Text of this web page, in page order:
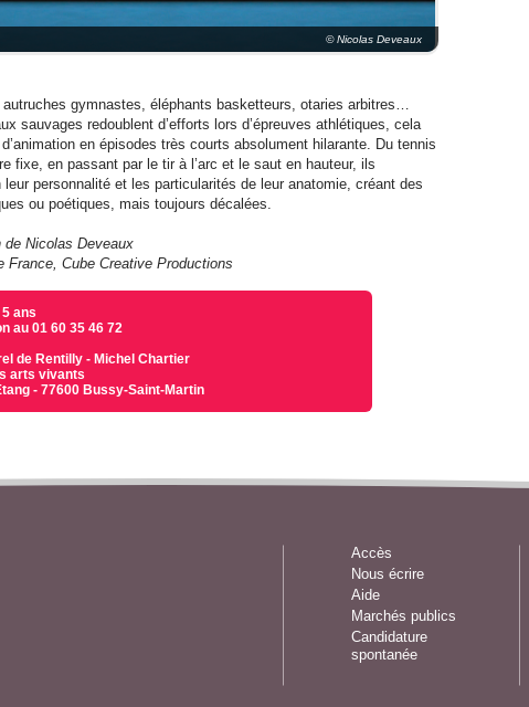
© Nicolas Deveaux
autruches gymnastes, éléphants basketteurs, otaries arbitres…
sauvages redoublent d’efforts lors d’épreuves athlétiques, cela
en épisodes très courts absolument hilarante. Du tennis
fixe, en passant par le tir à l’arc et le saut en hauteur, ils
leur personnalité et les particularités de leur anatomie, créant des
ou poétiques, mais toujours décalées.
de Nicolas Deveaux
France, Cube Creative Productions
ans
au 01 60 35 46 72
de Rentilly - Michel Chartier
arts vivants
- 77600 Bussy-Saint-Martin
Accès
Nous écrire
Aide
Marchés publics
Candidature
spontanée